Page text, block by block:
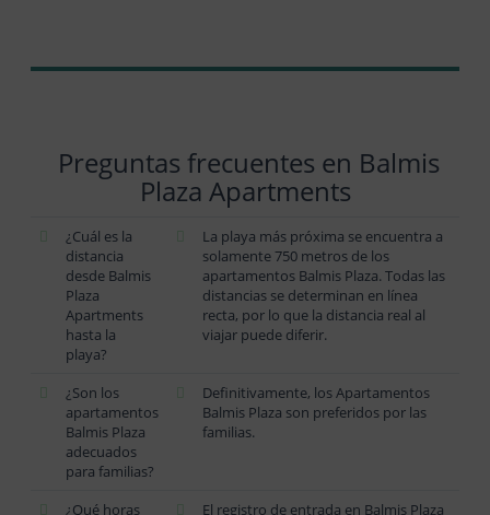
Preguntas frecuentes en Balmis
Plaza Apartments
¿Cuál es la
distancia
desde Balmis
Plaza
Apartments
hasta la
playa?
La playa más próxima se encuentra a
solamente 750 metros de los
apartamentos Balmis Plaza. Todas las
distancias se determinan en línea
recta, por lo que la distancia real al
viajar puede diferir.
¿Son los
apartamentos
Balmis Plaza
adecuados
para familias?
Definitivamente, los Apartamentos
Balmis Plaza son preferidos por las
familias.
¿Qué horas El registro de entrada en Balmis Plaza